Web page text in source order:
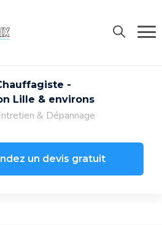
91
-
Lille & environs
& Dépannage
un devis gratuit